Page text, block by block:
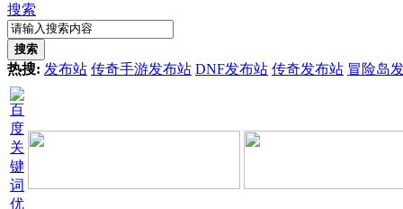
搜索
搜索
热搜: 发布站 传奇手游发布站 DNF发布站 传奇发布站 冒险岛